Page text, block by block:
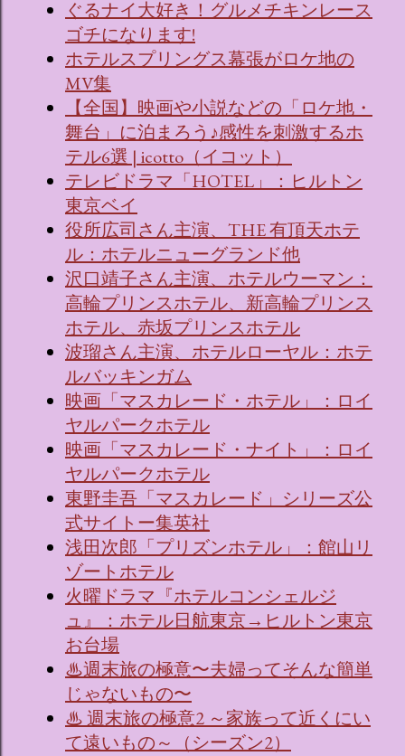
ぐるナイ大好き！グルメチキンレース
ゴチになります!
ホテルスプリングス幕張がロケ地の
MV集
【全国】映画や小説などの「ロケ地・
舞台」に泊まろう♪感性を刺激するホ
テル6選 | icotto（イコット）
テレビドラマ「HOTEL」：ヒルトン
東京ベイ
役所広司さん主演、THE 有頂天ホテ
ル：ホテルニューグランド他
沢口靖子さん主演、ホテルウーマン：
高輪プリンスホテル、新高輪プリンス
ホテル、赤坂プリンスホテル
波瑠さん主演、ホテルローヤル：ホテ
ルバッキンガム
映画「マスカレード・ホテル」：ロイ
ヤルパークホテル
映画「マスカレード・ナイト」：ロイ
ヤルパークホテル
東野圭吾「マスカレード」シリーズ公
式サイトー集英社
浅田次郎「プリズンホテル」：館山リ
ゾートホテル
火曜ドラマ『ホテルコンシェルジ
ュ』：ホテル日航東京→ヒルトン東京
お台場
♨週末旅の極意〜夫婦ってそんな簡単
じゃないもの〜
♨ 週末旅の極意2 ～家族って近くにい
て遠いもの～（シーズン2）